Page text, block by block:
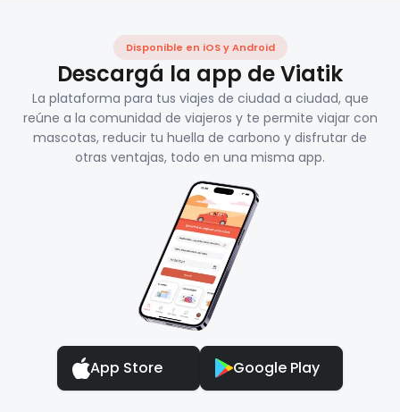
Disponible en iOS y Android
Descargá la app de Viatik
La plataforma para tus viajes de ciudad a ciudad, que
reúne a la comunidad de viajeros y te permite viajar con
mascotas, reducir tu huella de carbono y disfrutar de
otras ventajas, todo en una misma app.
App Store Google Play